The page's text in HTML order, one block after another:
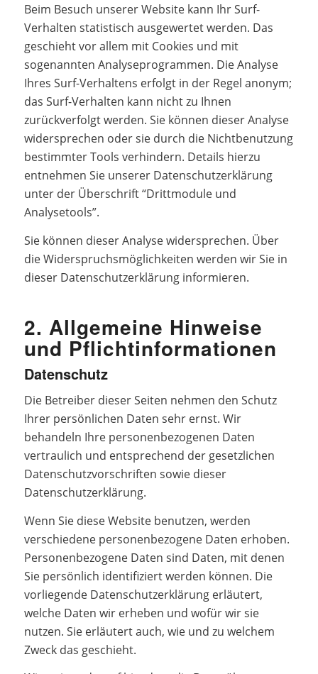
Beim Besuch unserer Website kann Ihr Surf-
Verhalten statistisch ausgewertet werden. Das
geschieht vor allem mit Cookies und mit
sogenannten Analyseprogrammen. Die Analyse
Ihres Surf-Verhaltens erfolgt in der Regel anonym;
das Surf-Verhalten kann nicht zu Ihnen
zurückverfolgt werden. Sie können dieser Analyse
widersprechen oder sie durch die Nichtbenutzung
bestimmter Tools verhindern. Details hierzu
entnehmen Sie unserer Datenschutzerklärung
unter der Überschrift “Drittmodule und
Analysetools”.
Sie können dieser Analyse widersprechen. Über
die Widerspruchsmöglichkeiten werden wir Sie in
dieser Datenschutzerklärung informieren.
2. Allgemeine Hinweise
und Pflichtinformationen
Datenschutz
Die Betreiber dieser Seiten nehmen den Schutz
Ihrer persönlichen Daten sehr ernst. Wir
behandeln Ihre personenbezogenen Daten
vertraulich und entsprechend der gesetzlichen
Datenschutzvorschriften sowie dieser
Datenschutzerklärung.
Wenn Sie diese Website benutzen, werden
verschiedene personenbezogene Daten erhoben.
Personenbezogene Daten sind Daten, mit denen
Sie persönlich identifiziert werden können. Die
vorliegende Datenschutzerklärung erläutert,
welche Daten wir erheben und wofür wir sie
nutzen. Sie erläutert auch, wie und zu welchem
Zweck das geschieht.